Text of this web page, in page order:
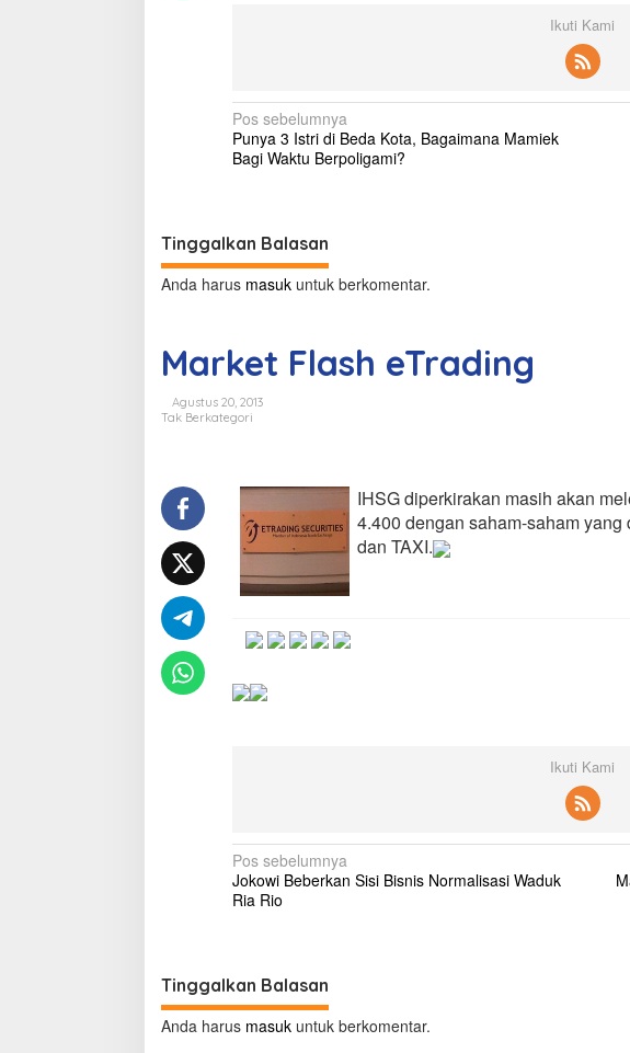
Ikuti Kami
N
a
g
a
p
o
s
Pos sebelumnya
Punya 3 Istri di Beda Kota, Bagaimana Mamiek
Bagi Waktu Berpoligami?
Tinggalkan Balasan
Anda harus masuk untuk berkomentar.
Market Flash eTrading
Agustus 20, 2013
Tak Berkategori
IHSG diperkirakan masih akan
4.400 dengan saham-saham
dan TAXI.
Ikuti Kami
N
a
g
a
Pos sebelumnya
Jokowi Beberkan Sisi Bisnis Normalisasi Waduk
Ria Rio
Tinggalkan Balasan
Anda harus masuk untuk berkomentar.